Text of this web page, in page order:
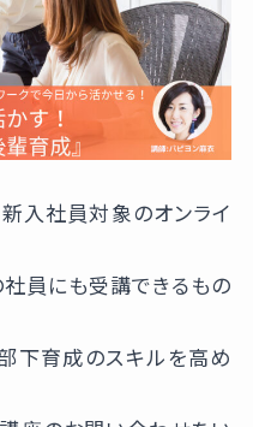
新入社員対象のオンライ
員にも受講できるもの
下育成のスキルを高め